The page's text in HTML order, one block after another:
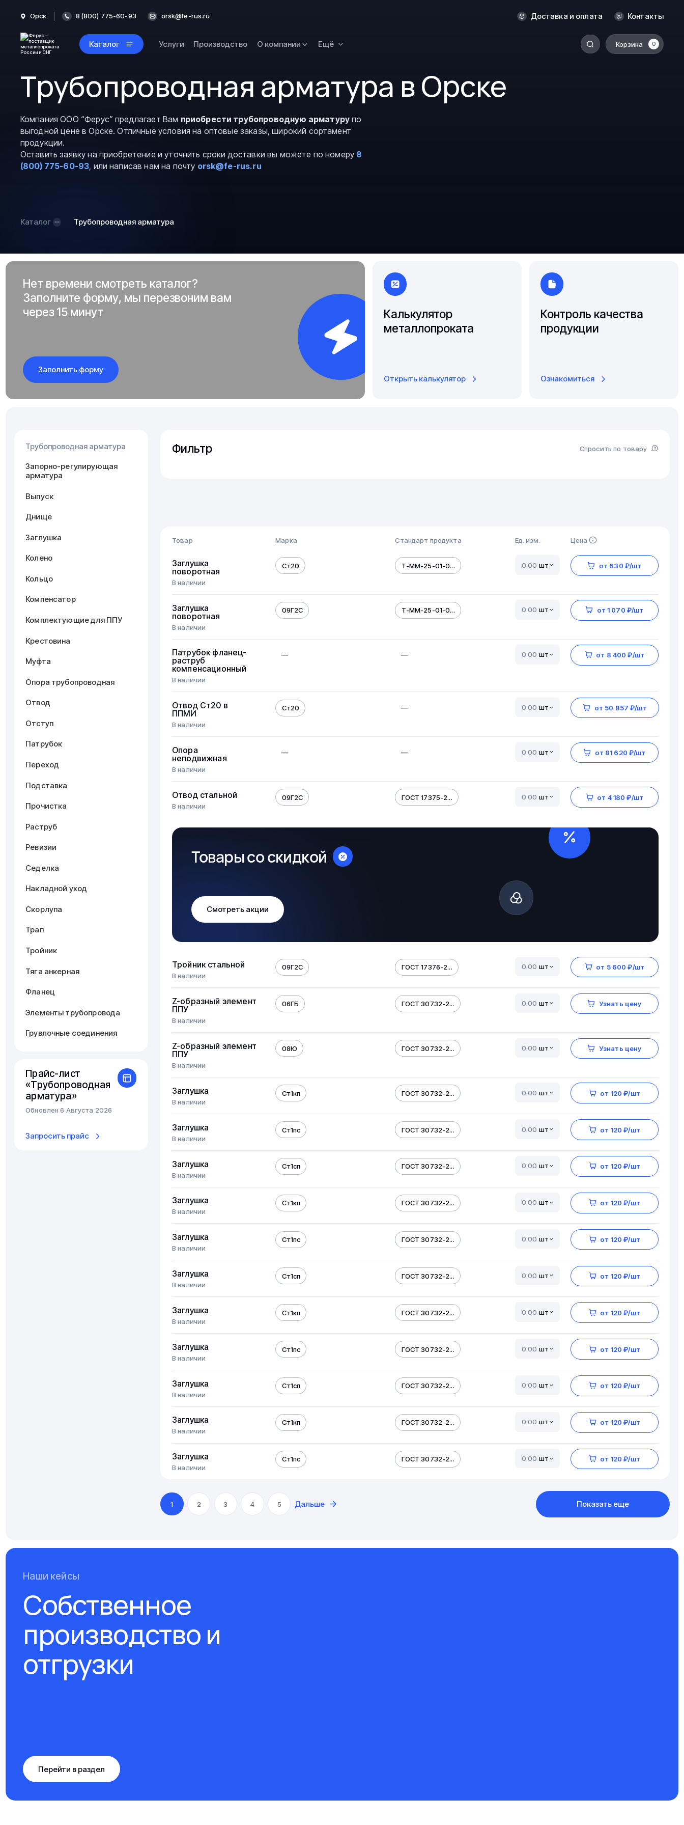
Орск 8 (800) 775-60-93 orsk@fe-rus.ru Доставка и оплата Контакты
Каталог Услуги Производство О компании Ещё Корзина 0
Оренбург
Пермь
Ростов-на-Дону
Рязань
Самара
Трубопроводная арматура в Орске
Компания ООО “Ферус” предлагает Вам приобрести трубопроводную арматуру по
выгодной цене в Орске. Отличные условия на оптовые заказы, широкий сортамент
продукции.
Оставить заявку на приобретение и уточнить сроки доставки вы можете по номеру 8
(800) 775-60-93, или написав нам на почту orsk@fe-rus.ru
Каталог Трубопроводная арматура
Нет времени смотреть каталог?
Заполните форму, мы перезвоним вам
через 15 минут
Заполнить форму
Калькулятор
металлопроката
Открыть калькулятор
Контроль качества
продукции
Ознакомиться
Трубопроводная арматура
Запорно-регулирующая
арматура
Выпуск
Днище
Заглушка
Колено
Кольцо
Компенсатор
Комплектующие для ППУ
Крестовина
Муфта
Опора трубопроводная
Отвод
Отступ
Патрубок
Переход
Подставка
Прочистка
Раструб
Ревизии
Седелка
Накладной уход
Скорлупа
Трап
Тройник
Тяга анкерная
Фланец
Элементы трубопровода
Грувлочные соединения
Прайс-лист
«Трубопроводная
арматура»
Обновлен 6 Августа 2026
Запросить прайс
Фильтр Спросить по товару
Товар Марка Стандарт продукта Ед. изм. Цена
Заглушка
поворотная
В наличии
Ст20 Т-ММ-25-01-0... шт от 630 ₽/шт
Заглушка
поворотная
В наличии
09Г2С Т-ММ-25-01-0... шт от 1 070 ₽/шт
Патрубок фланец-
раструб
компенсационный
В наличии
— — шт от 8 400 ₽/шт
Отвод Ст20 в
ППМИ
В наличии
Ст20 — шт от 50 857 ₽/шт
Опора
неподвижная
В наличии
— — шт от 81 620 ₽/шт
Отвод стальной
В наличии
09Г2С ГОСТ 17375-2... шт от 4 180 ₽/шт
Товары со скидкой
Смотреть акции
Тройник стальной
В наличии
09Г2С ГОСТ 17376-2... шт от 5 600 ₽/шт
Z-образный элемент
ППУ
В наличии
06ГБ ГОСТ 30732-2... шт Узнать цену
Z-образный элемент
ППУ
В наличии
08Ю ГОСТ 30732-2... шт Узнать цену
Заглушка
В наличии
Ст1кп ГОСТ 30732-2... шт от 120 ₽/шт
Заглушка
В наличии
Ст1пс ГОСТ 30732-2... шт от 120 ₽/шт
Заглушка
В наличии
Ст1сп ГОСТ 30732-2... шт от 120 ₽/шт
Заглушка
В наличии
Ст1кп ГОСТ 30732-2... шт от 120 ₽/шт
Заглушка
В наличии
Ст1пс ГОСТ 30732-2... шт от 120 ₽/шт
Заглушка
В наличии
Ст1сп ГОСТ 30732-2... шт от 120 ₽/шт
Заглушка
В наличии
Ст1кп ГОСТ 30732-2... шт от 120 ₽/шт
Заглушка
В наличии
Ст1пс ГОСТ 30732-2... шт от 120 ₽/шт
Заглушка
В наличии
Ст1сп ГОСТ 30732-2... шт от 120 ₽/шт
Заглушка
В наличии
Ст1кп ГОСТ 30732-2... шт от 120 ₽/шт
Заглушка
В наличии
Ст1пс ГОСТ 30732-2... шт от 120 ₽/шт
1 2 3 4 5 Дальше Показать еще
Наши кейсы
Собственное
производство и
отгрузки
Перейти в раздел